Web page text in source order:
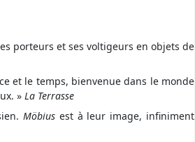
porteurs et ses voltigeurs en objets de
et le temps, bienvenue dans le monde
» La Terrasse
Möbius est à leur image, infiniment